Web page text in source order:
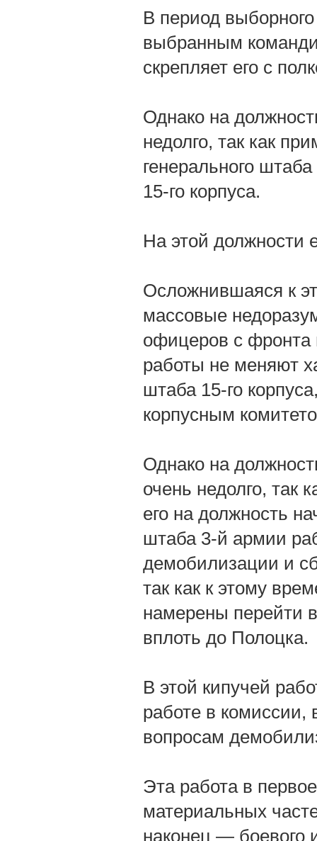
В период
выбранным
скрепляет его с
Однако на
недолго, так как
генерального
15-го корпуса.
На этой должности
Осложнившаяся к
массовые
офицеров с фронта
работы не меняют
штаба 15-го
корпусным
Однако на
очень недолго, так
его на должность
штаба 3-й армии
демобилизации и
так как к этому
намерены перейти
вплоть до Полоцка.
В этой кипучей
работе в
вопросам
Эта работа в
материальных
наконец — боевого